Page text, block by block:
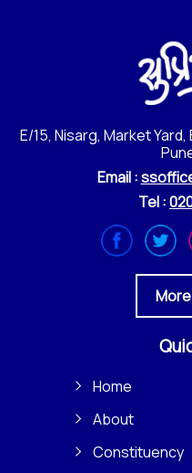
E/15, Nisarg, Market
Email :
Tel :
Home
About
Constituency